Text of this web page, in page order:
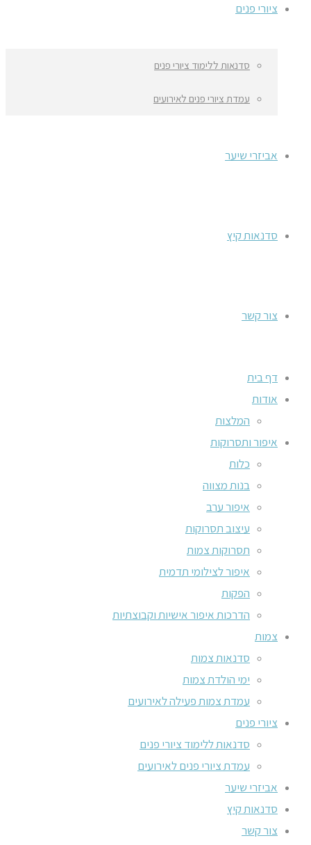
ציורי פנים
סדנאות ללימוד ציורי פנים
עמדת ציורי פנים לאירועים
אביזרי שיער
סדנאות קיץ
צור קשר
דף בית
אודות
המלצות
איפור ותסרוקות
כלות
בנות מצווה
איפור ערב
עיצוב תסרוקות
תסרוקות צמות
איפור לצילומי תדמית
הפקות
הדרכות איפור אישיות וקבוצתיות
צמות
סדנאות צמות
ימי הולדת צמות
עמדת צמות פעילה לאירועים
ציורי פנים
סדנאות ללימוד ציורי פנים
עמדת ציורי פנים לאירועים
אביזרי שיער
סדנאות קיץ
צור קשר